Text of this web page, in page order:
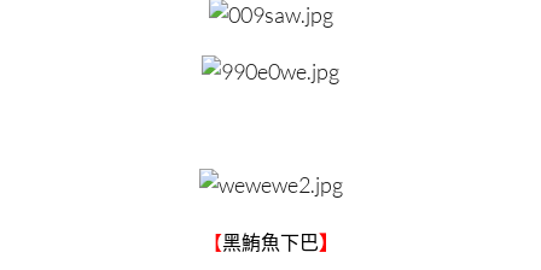
【黑鮪魚下巴】